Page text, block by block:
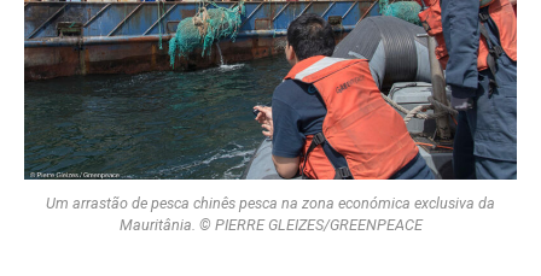
Um arrastão de pesca chinês pesca na zona económica exclusiva da
Mauritânia. © PIERRE GLEIZES/GREENPEACE